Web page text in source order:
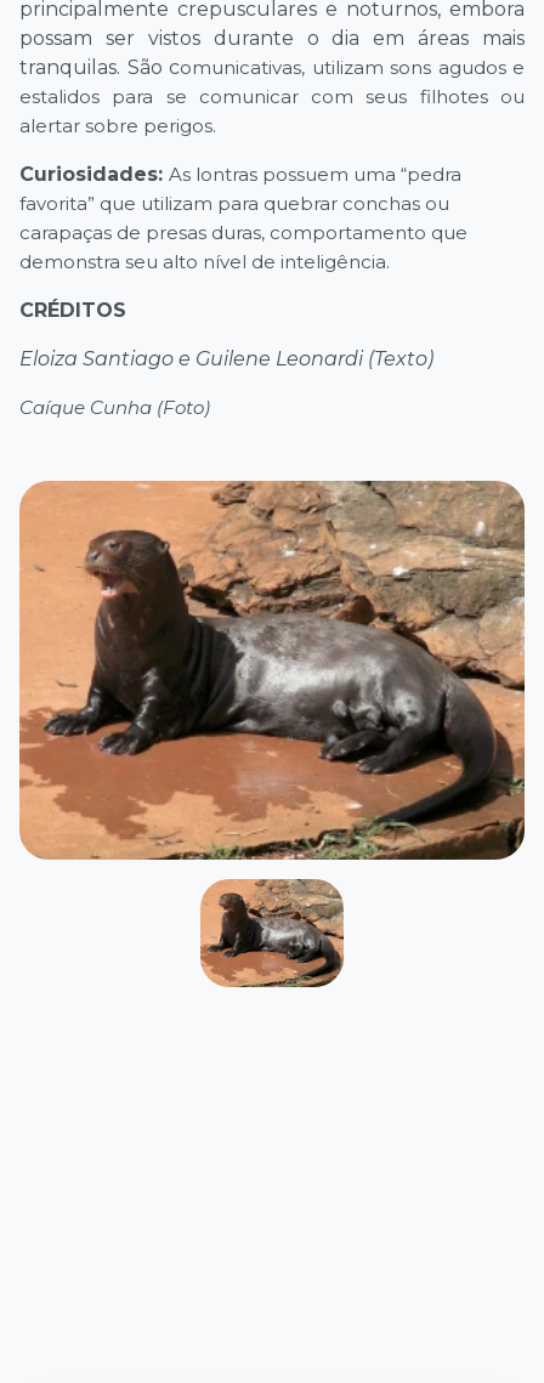
principalmente crepusculares e noturnos, embora
possam ser vistos durante o dia em áreas mais
tranquilas. São comunicativas, utilizam sons agudos e
estalidos para se comunicar com seus filhotes ou
alertar sobre perigos.
Curiosidades: As lontras possuem uma “pedra
favorita” que utilizam para quebrar conchas ou
carapaças de presas duras, comportamento que
demonstra seu alto nível de inteligência.
CRÉDITOS
Eloiza Santiago e Guilene Leonardi (Texto)
Caíque Cunha (Foto)